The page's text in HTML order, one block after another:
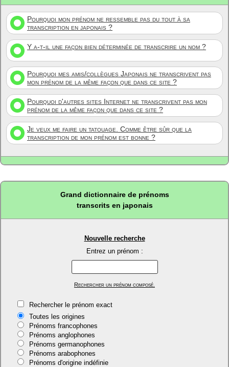
Pourquoi mon prénom ne ressemble pas du tout à sa
transcription en japonais ?
Y a-t-il une façon bien déterminée de transcrire un nom ?
Pourquoi mes amis/collègues Japonais ne transcrivent pas
mon prénom de la même façon que dans ce site ?
Pourquoi d'autres sites Internet ne transcrivent pas mon
prénom de la même façon que dans ce site ?
Je veux me faire un tatouage. Comme être sûr que la
transcription de mon prénom est bonne ?
Grand dictionnaire de prénoms
transcrits en japonais
Nouvelle recherche
Entrez un prénom :
Rechercher un prénom composé.
Rechercher le prénom exact
Toutes les origines
Prénoms francophones
Prénoms anglophones
Prénoms germanophones
Prénoms arabophones
Prénoms d'origine indéfinie